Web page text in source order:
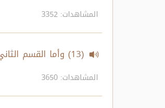
المشاهدات: 3352
(13) وأما القسم
المؤمنون، وذم فيه
المشاهدات: 3650